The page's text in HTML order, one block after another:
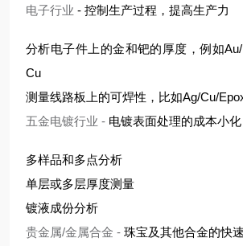
电子行业 - 控制生产过程，提高生产力
分析电子件上的金和钯的厚度，例如
Cu
测量线路板上的可焊性，比如Ag/Cu/
五金电镀行业 - 电镀表面处理的成本小
多样品和多点分析
单层或多层厚度测量
镀液成份分析
贵金属/金属合金 - 珠宝及其他合金的快